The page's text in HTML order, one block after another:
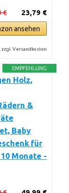
23,79 €
€
ansehen
zzgl. Versandkosten
EMPFEHLUNG
Holz,
&
Baby
für
Monate -